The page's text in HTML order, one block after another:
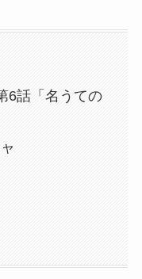
6話「名うての